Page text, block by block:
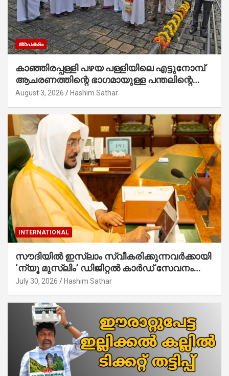
അപകടം
കാഞ്ഞിരപ്പള്ളി പഴയ പള്ളിയിലെ എട്ടുനോമ്പ്
ആചരണത്തിന്റെ ഭാഗമായുള്ള പന്തലിന്റെ
കാൽനാട്ട് കർമ്മം ആർച്ച് പ്രീസ്റ്റ് വെരി.
August 3, 2026 Hashim Sathar
INTERNATIONAL
സൗദിയില്‍ ഇസ്‌ലാം സ്വീകരിക്കുന്നവര്‍ക്കായി
‘ന്യൂ മുസ്ലിം’ ഡിജിറ്റല്‍ കാര്‍ഡ് സേവനം
ആരംഭിച്ചു
July 30, 2026 Hashim Sathar